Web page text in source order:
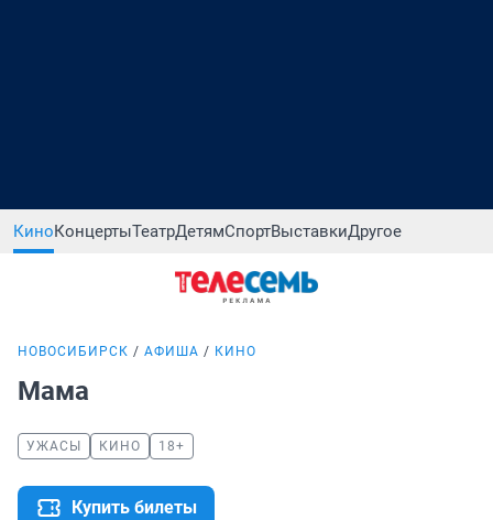
КиноКонцертыТеатрДетямСпортВыставкиДругое
НОВОСИБИРСК АФИША КИНО
Мама
УЖАСЫ КИНО 18+
Купить билеты